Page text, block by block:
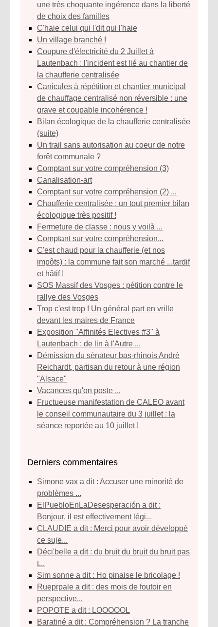
une très choquante ingérence dans la liberté
de choix des familles
C'haie celui qui l'dit qui l'haie
Un village branché !
Coupure d'électricité du 2 Juillet à
Lautenbach : l'incident est lié au chantier de
la chaufferie centralisée
Canicules à répétition et chantier municipal
de chauffage centralisé non réversible : une
grave et coupable incohérence !
Bilan écologique de la chaufferie centralisée
(suite)
Un trail sans autorisation au coeur de notre
forêt communale ?
Comptant sur votre compréhension (3)
Canalisation-art
Comptant sur votre compréhension (2) ...
Chaufferie centralisée : un tout premier bilan
écologique très positif !
Fermeture de classe : nous y voilà ...
Comptant sur votre compréhension...
C'est chaud pour la chaufferie (et nos
impôts) : la commune fait son marché ...tardif
et hâtif !
SOS Massif des Vosges : pétition contre le
rallye des Vosges
Trop c'est trop ! Un général part en vrille
devant les maires de France
Exposition "Affinités Electives #3" à
Lautenbach : de lin à l'Autre ...
Démission du sénateur bas-rhinois André
Reichardt, partisan du retour à une région
"Alsace"
Vacances qu'on poste ...
Fructueuse manifestation de CALEO avant
le conseil communautaire du 3 juillet : la
séance reportée au 10 juillet !
Derniers commentaires
simone vax a dit : Accuser une minorité de
problèmes ...
ElPuebloEnLaDesesperación a dit :
Bonjour, il est effectivement légi...
CLAUDIE a dit : Merci pour avoir développé
ce suje...
déci'belle a dit : du bruit du bruit du bruit pas
t...
sim sonne a dit : Ho pinaise le bricolage !
rueprpale a dit : des mois de foutoir en
perspective...
POPOTE a dit : LOOOOOL
baratiné a dit : Compréhension ? La tranche